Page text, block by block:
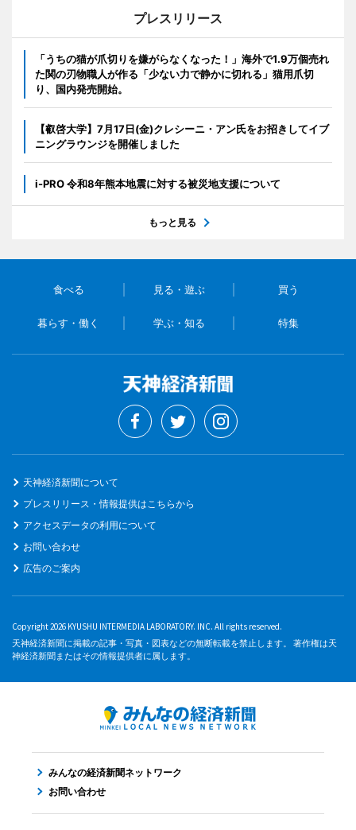
プレスリリース
「うちの猫が爪切りを嫌がらなくなった！」海外で1.9万個売れ
た関の刃物職人が作る「少ない力で静かに切れる」猫用爪切
り、国内発売開始。
【叡啓大学】7月17日(金)クレシーニ・アン氏をお招きしてイブ
ニングラウンジを開催しました
i-PRO 令和8年熊本地震に対する被災地支援について
もっと見る
食べる 見る・遊ぶ 買う
暮らす・働く 学ぶ・知る 特集
天神経済新聞について
プレスリリース・情報提供はこちらから
アクセスデータの利用について
お問い合わせ
広告のご案内
Copyright 2026 KYUSHU INTERMEDIA LABORATORY. INC. All rights reserved.
天神経済新聞に掲載の記事・写真・図表などの無断転載を禁止します。 著作権は天
神経済新聞またはその情報提供者に属します。
みんなの経済新聞ネットワーク
お問い合わせ